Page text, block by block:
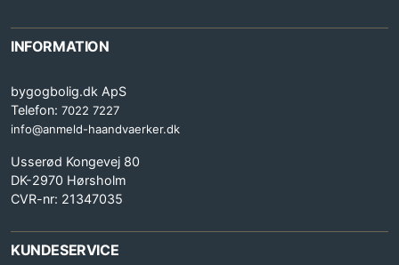
INFORMATION
bygogbolig.dk ApS
Telefon: 7022 7227
info@anmeld-haandvaerker.dk
Usserød Kongevej 80
DK-2970 Hørsholm
CVR-nr: 21347035
KUNDESERVICE